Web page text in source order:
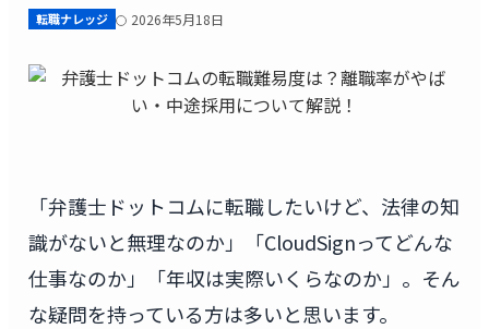
転職ナレッジ 2026年5月18日
「弁護士ドットコムに転職したいけど、法律の知
識がないと無理なのか」「CloudSignってどんな
仕事なのか」「年収は実際いくらなのか」。そん
な疑問を持っている方は多いと思います。